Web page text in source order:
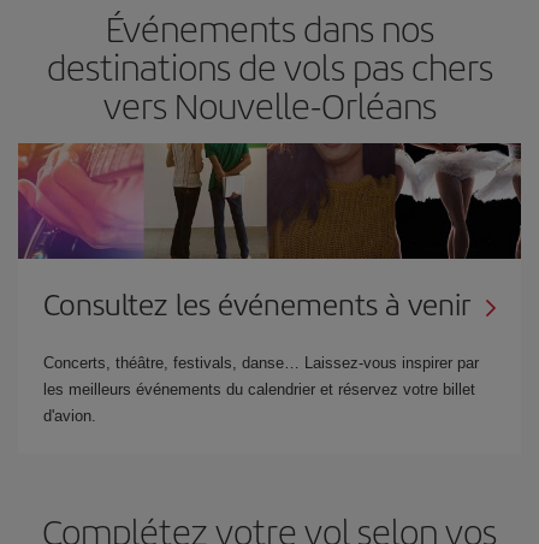
Événements dans nos
destinations de vols pas chers
vers Nouvelle-Orléans
Consultez les événements à venir
Concerts, théâtre, festivals, danse… Laissez-vous inspirer par
les meilleurs événements du calendrier et réservez votre billet
d'avion.
Complétez votre vol selon vos